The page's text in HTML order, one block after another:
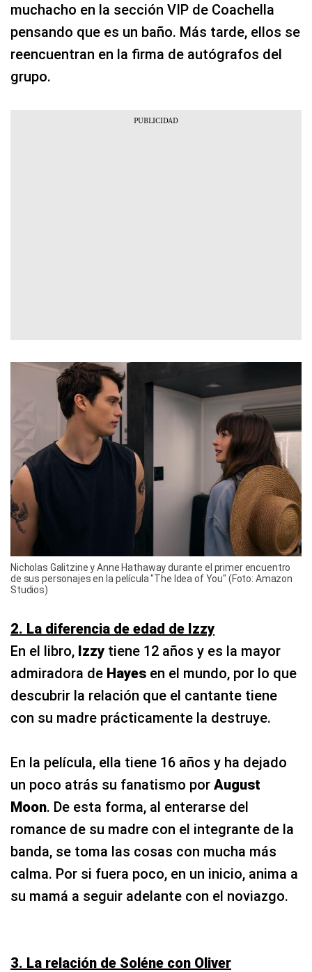
muchacho en la sección VIP de Coachella
pensando que es un baño. Más tarde, ellos se
reencuentran en la firma de autógrafos del
grupo.
Nicholas Galitzine y Anne Hathaway durante el primer encuentro
de sus personajes en la película "The Idea of You" (Foto: Amazon
Studios)
2. La diferencia de edad de Izzy
En el libro, Izzy tiene 12 años y es la mayor
admiradora de Hayes en el mundo, por lo que
descubrir la relación que el cantante tiene
con su madre prácticamente la destruye.
En la película, ella tiene 16 años y ha dejado
un poco atrás su fanatismo por August
Moon. De esta forma, al enterarse del
romance de su madre con el integrante de la
banda, se toma las cosas con mucha más
calma. Por si fuera poco, en un inicio, anima a
su mamá a seguir adelante con el noviazgo.
3. La relación de Soléne con Oliver